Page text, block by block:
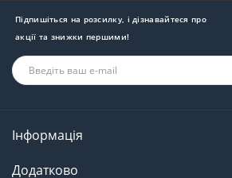
Підпишіться на розсилку, і дізнавайтеся про
акції та знижки першими!
Інформація
Додатково